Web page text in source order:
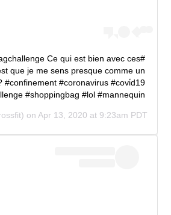
Ce qui est bien avec ces
que je me sens presque comme un
#confinement #coronavirus #covi̇d19
#shoppingbag #lol #mannequin
on Apr 13, 2020 at 9:23am PDT